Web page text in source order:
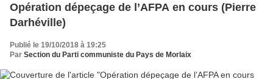
Opération dépeçage de l’AFPA en cours (Pierre
Darhéville)
Publié le 19/10/2018 à 19:25
Par Section du Parti communiste du Pays de Morlaix